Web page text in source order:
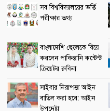
সব বিশ্ববিদ্যালয়ের ভর্তি
পরীক্ষার তথ্য
বাংলাদেশি ছেলেকে বিয়ে
করলেন পাকিস্তানি কন্টেন্ট
ক্রিয়েটর রুবিনা
সাইবার নিরাপত্তা আইন
বাতিল করা হবে: আইন
উপদেষ্টা